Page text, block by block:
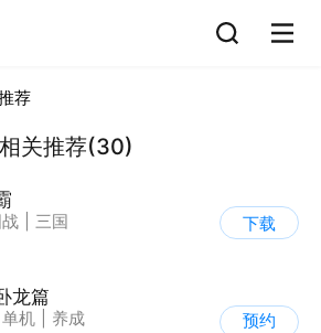
荐
关推荐(30)
战
三国
下载
龙篇
单机
养成
预约